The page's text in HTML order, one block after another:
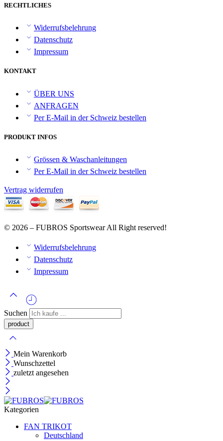
RECHTLICHES
Widerrufsbelehrung
Datenschutz
Impressum
KONTAKT
ÜBER UNS
ANFRAGEN
Per E-Mail in der Schweiz bestellen
PRODUKT INFOS
Grössen & Waschanleitungen
Per E-Mail in der Schweiz bestellen
Vertrag widerrufen
© 2026 – FUBROS Sportswear All Right reserved!
Widerrufsbelehrung
Datenschutz
Impressum
Suchen
Mein Warenkorb
Wunschzettel
zuletzt angesehen
Kategorien
FAN TRIKOT
Deutschland